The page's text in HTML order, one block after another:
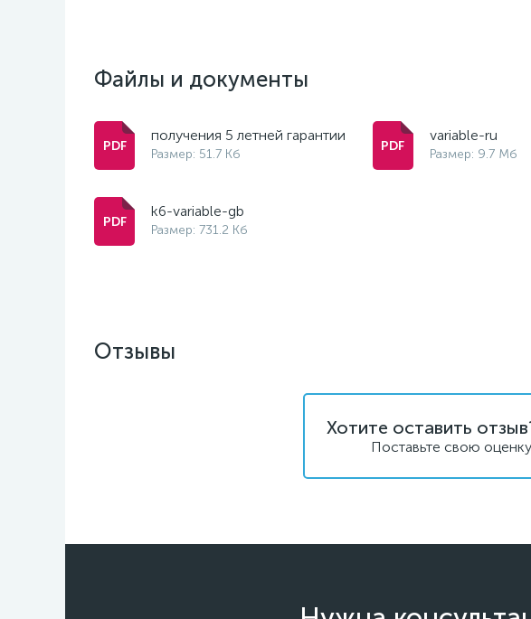
Файлы и документы
получения 5 летней гарантии
Размер: 51.7 Кб
variable-ru
Размер: 9.7 Мб
k6-variable-gb
Размер: 731.2 Кб
Отзывы
Хотите оставить
Поставьте свою